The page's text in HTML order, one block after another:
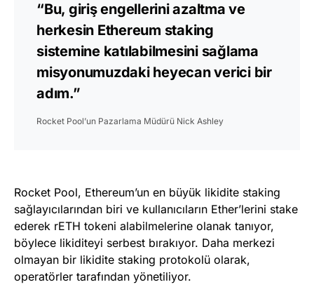
“Bu, giriş engellerini azaltma ve
herkesin Ethereum staking
sistemine katılabilmesini sağlama
misyonumuzdaki heyecan verici bir
adım.”
Rocket Pool’un Pazarlama Müdürü Nick Ashley
Rocket Pool, Ethereum’un en büyük likidite staking
sağlayıcılarından biri ve kullanıcıların Ether’lerini stake
ederek rETH tokeni alabilmelerine olanak tanıyor,
böylece likiditeyi serbest bırakıyor. Daha merkezi
olmayan bir likidite staking protokolü olarak,
operatörler tarafından yönetiliyor.